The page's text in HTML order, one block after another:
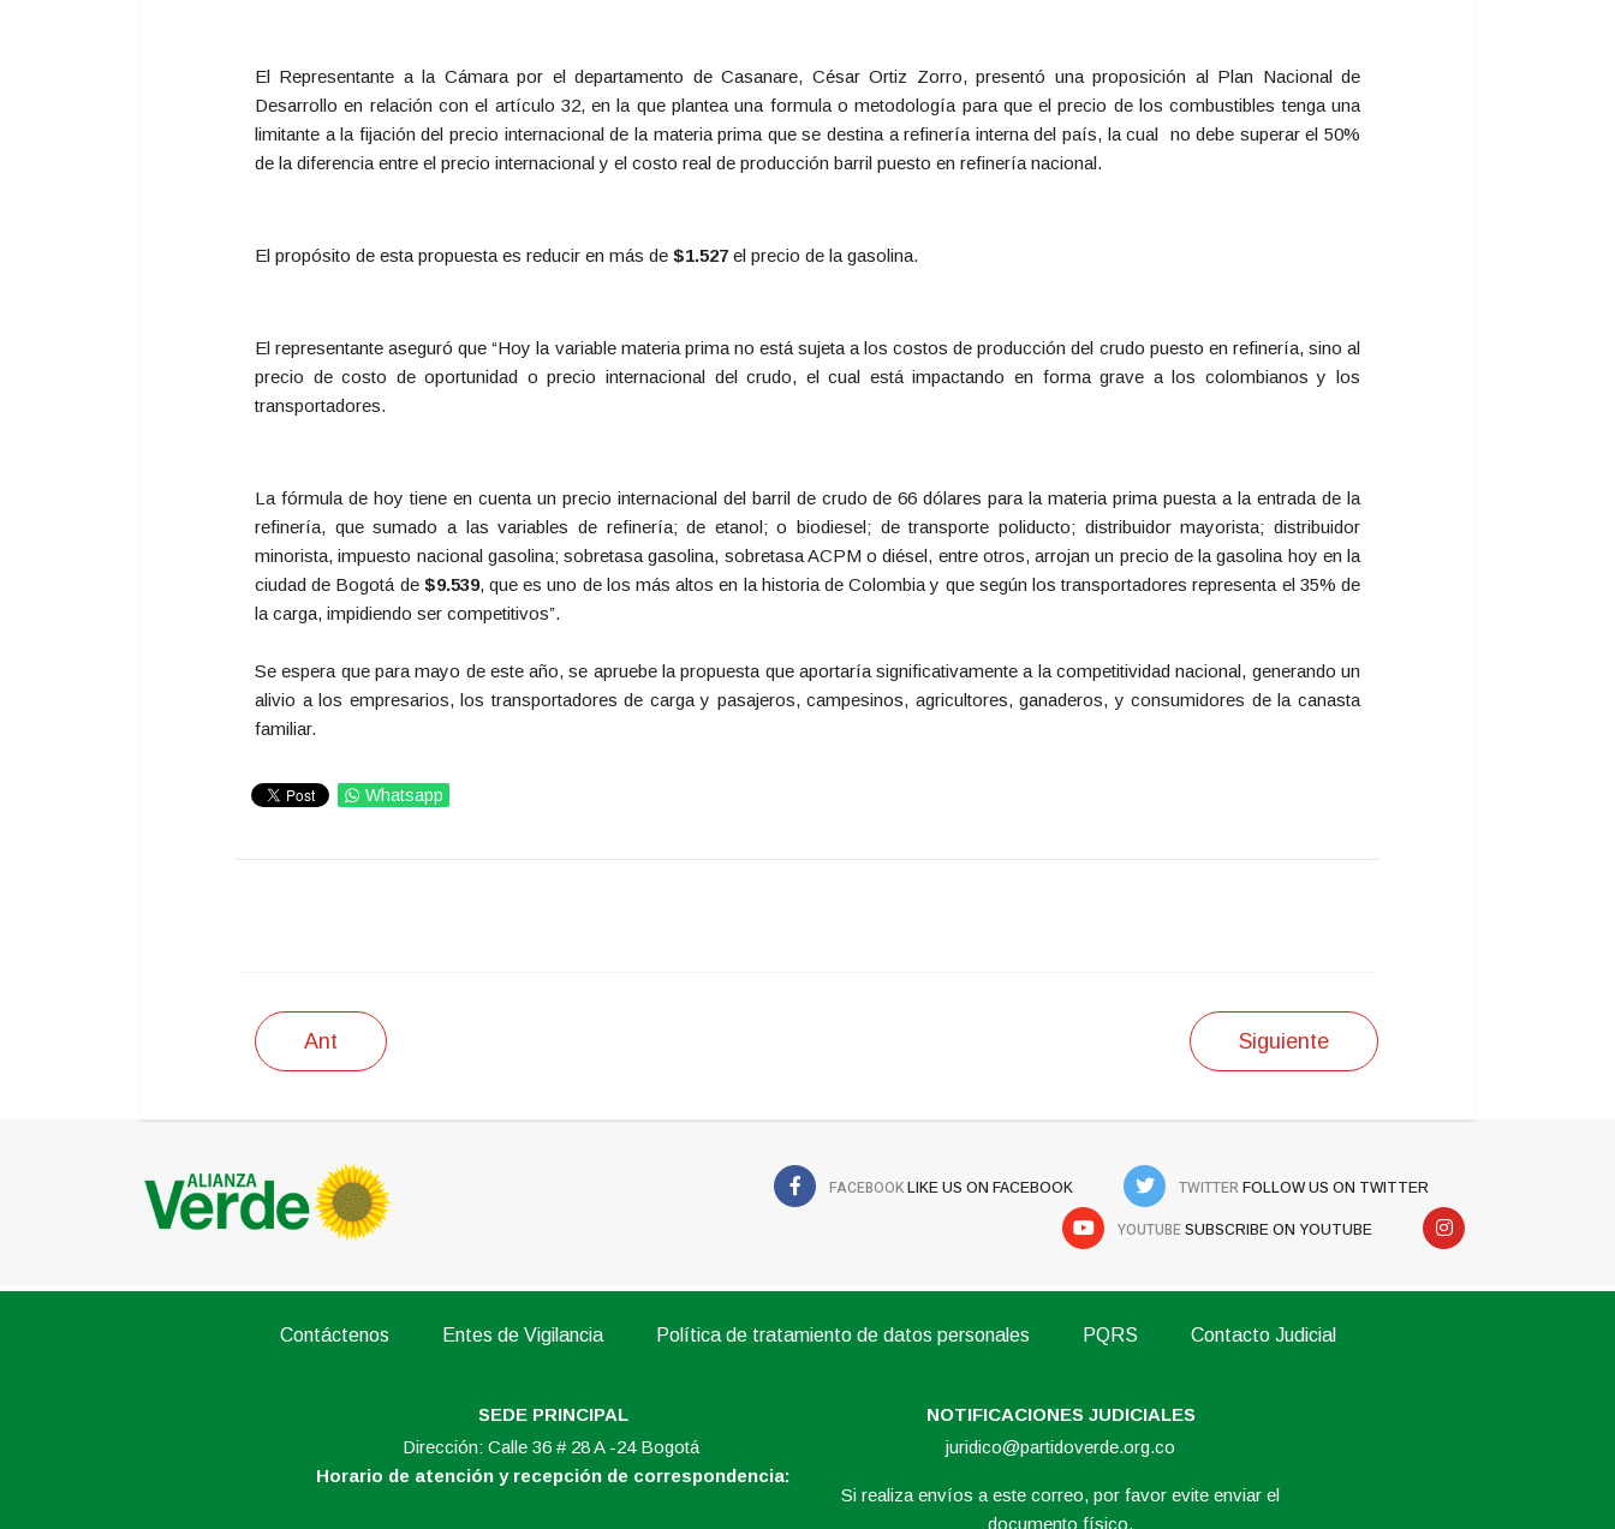
El Representante a la Cámara por el departamento de Casanare, César Ortiz Zorro, presentó una proposición al Plan Nacional de
Desarrollo en relación con el artículo 32, en la que plantea una formula o metodología para que el precio de los combustibles tenga una
limitante a la fijación del precio internacional de la materia prima que se destina a refinería interna del país, la cual no debe superar el 50%
de la diferencia entre el precio internacional y el costo real de producción barril puesto en refinería nacional.
El propósito de esta propuesta es reducir en más de $1.527 el precio de la gasolina.
El representante aseguró que “Hoy la variable materia prima no está sujeta a los costos de producción del crudo puesto en refinería, sino al
precio de costo de oportunidad o precio internacional del crudo, el cual está impactando en forma grave a los colombianos y los
transportadores.
La fórmula de hoy tiene en cuenta un precio internacional del barril de crudo de 66 dólares para la materia prima puesta a la entrada de la
refinería, que sumado a las variables de refinería; de etanol; o biodiesel; de transporte poliducto; distribuidor mayorista; distribuidor
minorista, impuesto nacional gasolina; sobretasa gasolina, sobretasa ACPM o diésel, entre otros, arrojan un precio de la gasolina hoy en la
ciudad de Bogotá de$9.539, que es uno de los más altos en la historia de Colombia y que según los transportadores representa el 35% de
la carga, impidiendo ser competitivos”.
Se espera que para mayo de este año, se apruebe la propuesta que aportaría significativamente a la competitividad nacional, generando un
alivio a los empresarios, los transportadores de carga y pasajeros, campesinos, agricultores, ganaderos, y consumidores de la canasta
familiar.
Whatsapp
Ant Siguiente
FACEBOOK LIKE US ON FACEBOOK TWITTER FOLLOW US ON TWITTER
YOUTUBE SUBSCRIBE ON YOUTUBE
Contáctenos Entes de Vigilancia Política de tratamiento de datos personales PQRS Contacto Judicial
SEDE PRINCIPAL
NOTIFICACIONES JUDICIALES
Dirección: Calle 36 # 28 A -24 Bogotá
Horario de atención y recepción de correspondencia:
juridico@partidoverde.org.co
Si realiza envíos a este correo, por favor evite enviar el
documento físico.